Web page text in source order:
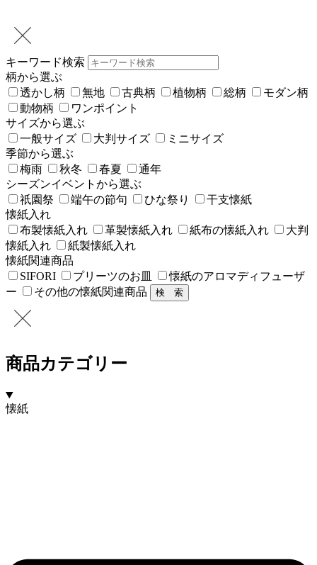
キーワード検索
柄から選ぶ
透かし柄
無地 古典柄 植物柄 総柄
モダン柄
動物柄
ワンポイント
サイズから選ぶ
一般サイズ
大判サイズ
ミニサイズ
季節から選ぶ
梅雨
秋冬 春夏
通年
シーズンイベントから選ぶ
祇園祭
端午の節句 ひな祭り
干支懐紙
懐紙入れ
布製懐紙入れ
革製懐紙入れ 紙布の懐紙入れ
大判
懐紙入れ
紙製懐紙入れ
懐紙関連商品
SIFORI
プリーツのお皿
懐紙のアロマディフューザ
ー
その他の懐紙関連商品
商品カテゴリー
懐紙